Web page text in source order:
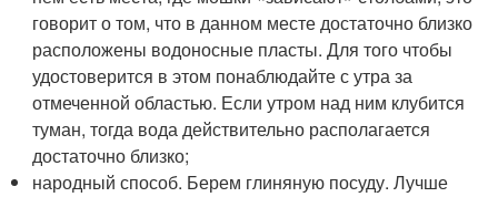
говорит о том, что в данном месте достаточно близко
расположены водоносные пласты. Для того чтобы
удостоверится в этом понаблюдайте с утра за
отмеченной областью. Если утром над ним клубится
туман, тогда вода действительно располагается
достаточно близко;
народный способ. Берем глиняную посуду. Лучше